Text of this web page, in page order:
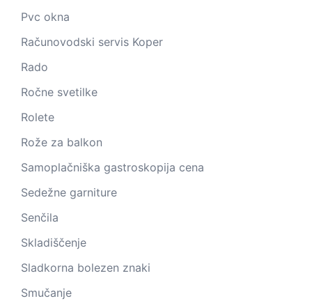
Pvc okna
Računovodski servis Koper
Rado
Ročne svetilke
Rolete
Rože za balkon
Samoplačniška gastroskopija cena
Sedežne garniture
Senčila
Skladiščenje
Sladkorna bolezen znaki
Smučanje